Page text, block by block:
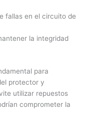
fallas en el circuito de
la integridad
para
protector y
utilizar repuestos
comprometer la